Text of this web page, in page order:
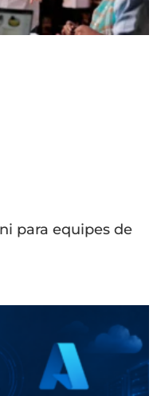
para equipes de